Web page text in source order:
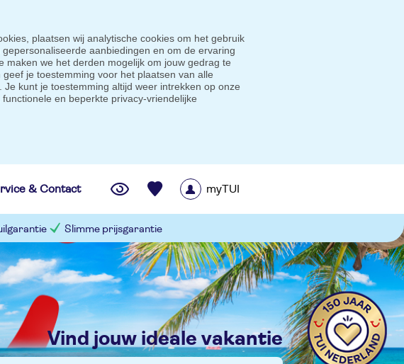
plaatsen wij analytische cookies om het gebruik
aanbiedingen en om de ervaring
maken we het derden mogelijk om jouw gedrag te
je toestemming voor het plaatsen van alle
kunt je toestemming altijd weer intrekken op onze
en beperkte privacy-vriendelijke
& Contact myTUI
Slimme prijsgarantie
vind jouw ideale vakantie